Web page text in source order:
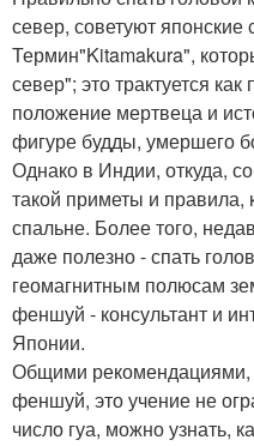
север, советуют
Термин"Kitamakura",
север"; это трактуется
положение мертвеца и
фигуре будды, умершего
Однако в Индии, откуда,
такой приметы и правила,
спальне. Более того,
даже полезно - спать
геомагнитным полюсам
феншуй - консультант и
Японии.
Общими рекомендациями,
феншуй, это учение не
число гуа, можно узнать,